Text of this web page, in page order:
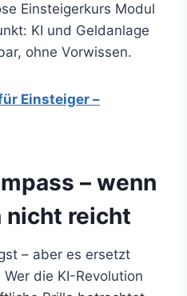
Einsteigerkurs Modul
KI und Geldanlage
ohne Vorwissen.
Einsteiger –
– wenn
nicht reicht
– aber es ersetzt
die KI-Revolution